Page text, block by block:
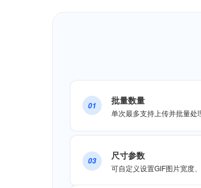
01 批量数量
单次最多支持上传并批量处
03 尺寸参数
可自定义设置GIF图片宽度